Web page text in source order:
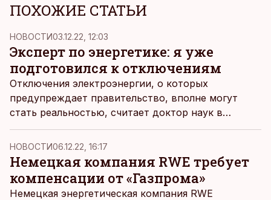
ПОХОЖИЕ СТАТЬИ
НОВОСТИ03.12.22, 12:03
Эксперт по энергетике: я уже
подготовился к отключениям
Отключения электроэнергии, о которых
предупреждает правительство, вполне могут
стать реальностью, считает доктор наук в
области теплоэнергетики Игорь Крупенский.
НОВОСТИ06.12.22, 16:17
Немецкая компания RWE требует
компенсации от «Газпрома»
Немецкая энергетическая компания RWE